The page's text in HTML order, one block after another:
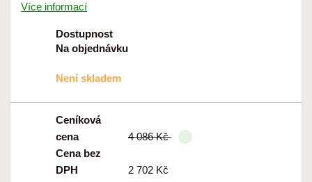
Více informací
Dostupnost
Na objednávku
Není skladem
Ceníková
cena
4 086 Kč
Cena bez
DPH
2 702 Kč